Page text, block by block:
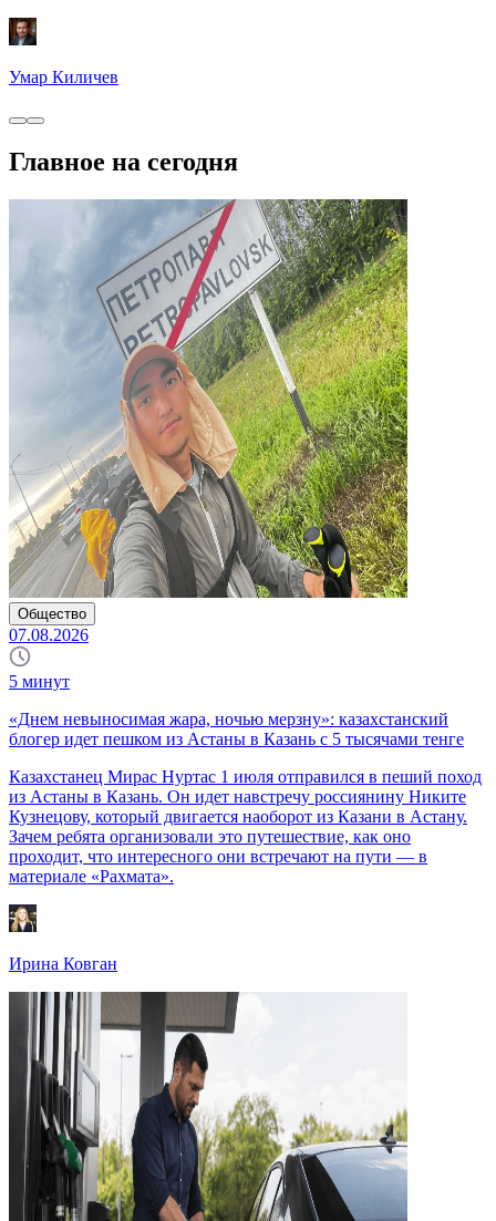
Умар Киличев
Главное на сегодня
Общество
07.08.2026
5 минут
«Днем невыносимая жара, ночью мерзну»: казахстанский
блогер идет пешком из Астаны в Казань с 5 тысячами тенге
Казахстанец Мирас Нуртас 1 июля отправился в пеший поход
из Астаны в Казань. Он идет навстречу россиянину Никите
Кузнецову, который двигается наоборот из Казани в Астану.
Зачем ребята организовали это путешествие, как оно
проходит, что интересного они встречают на пути — в
материале «Рахмата».
Ирина Ковган